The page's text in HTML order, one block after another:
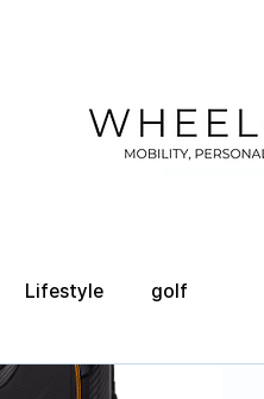
Lifestyle golf